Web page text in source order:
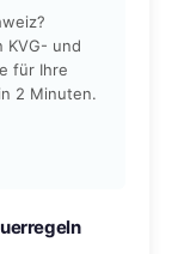
KVG- und
für Ihre
2 Minuten.